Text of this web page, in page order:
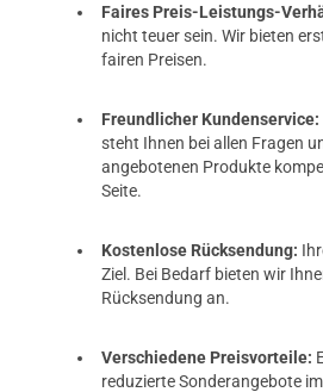
Faires Preis-Leistungs-
nicht teuer sein. Wir bieten
fairen Preisen.
Freundlicher Kundenservice:
steht Ihnen bei allen Fragen
angebotenen Produkte
Seite.
Kostenlose Rücksendung:
Ziel. Bei Bedarf bieten wir
Rücksendung an.
Verschiedene Preisvorteile:
reduzierte Sonderangebote im